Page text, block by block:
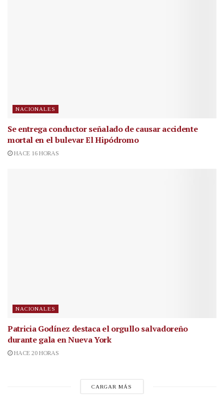
NACIONALES
Se entrega conductor señalado de causar accidente
mortal en el bulevar El Hipódromo
HACE 16 HORAS
NACIONALES
Patricia Godínez destaca el orgullo salvadoreño
durante gala en Nueva York
HACE 20 HORAS
CARGAR MÁS